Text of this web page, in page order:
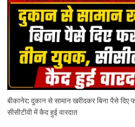
बीकानेर: दुकान से सामान खरीदकर बिना पैसे दिए
सीसीटीवी में कैद हुई वारदात